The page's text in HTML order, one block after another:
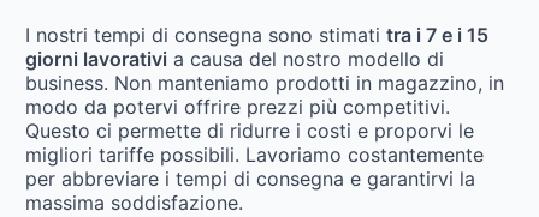
I nostri tempi di consegna sono stimati tra i 7 e i 15
giorni lavorativi a causa del nostro modello di
business. Non manteniamo prodotti in magazzino, in
modo da potervi offrire prezzi più competitivi.
Questo ci permette di ridurre i costi e proporvi le
migliori tariffe possibili. Lavoriamo costantemente
per abbreviare i tempi di consegna e garantirvi la
massima soddisfazione.